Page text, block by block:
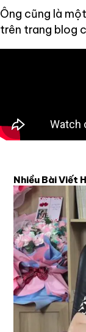
Ông cũng là
trên trang blog
Nhiều Bài Viết